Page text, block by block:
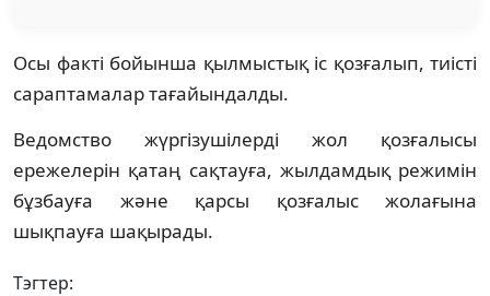
Осы факті бойынша қылмыстық іс қозғалып, тиісті
сараптамалар тағайындалды.
Ведомство жүргізушілерді жол қозғалысы
ережелерін қатаң сақтауға, жылдамдық режимін
бұзбауға және қарсы қозғалыс жолағына
шықпауға шақырады.
Тэгтер: